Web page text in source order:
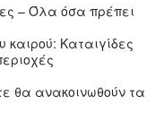
– Όλα όσα πρέπει
καιρού: Καταιγίδες
θα ανακοινωθούν τα